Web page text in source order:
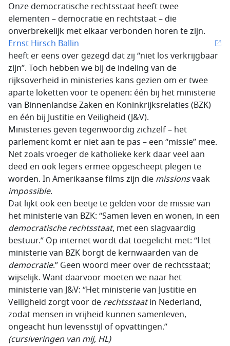
Onze democratische rechtsstaat heeft twee
elementen – democratie en rechtstaat – die
onverbrekelijk met elkaar verbonden horen te zijn.
Ernst Hirsch Ballin
heeft er eens over gezegd dat zij “niet los verkrijgbaar
zijn”. Toch hebben we bij de indeling van de
rijksoverheid in ministeries kans gezien om er twee
aparte loketten voor te openen: één bij het ministerie
van Binnenlandse Zaken en Koninkrijksrelaties (BZK)
en één bij Justitie en Veiligheid (J&V).
Ministeries geven tegenwoordig zichzelf – het
parlement komt er niet aan te pas – een “missie” mee.
Net zoals vroeger de katholieke kerk daar veel aan
deed en ook legers ermee opgescheept plegen te
worden. In Amerikaanse films zijn die missionsvaak
impossible.
Dat lijkt ook een beetje te gelden voor de missie van
het ministerie van BZK: “Samen leven en wonen, in een
democratische rechtsstaat, met een slagvaardig
bestuur.” Op internet wordt dat toegelicht met: “Het
ministerie van BZK borgt de kernwaarden van de
democratie.” Geen woord meer over de rechtsstaat;
wijselijk. Want daarvoor moeten we naar het
ministerie van J&V: “Het ministerie van Justitie en
Veiligheid zorgt voor de rechtsstaatin Nederland,
zodat mensen in vrijheid kunnen samenleven,
ongeacht hun levensstijl of opvattingen.”
(cursiveringen van mij, HL)